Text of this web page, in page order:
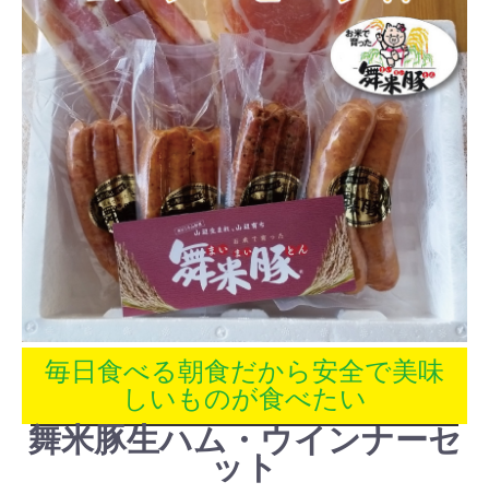
毎日食べる朝食だから安全で美味
しいものが食べたい
舞米豚生ハム・ウインナーセ
ット